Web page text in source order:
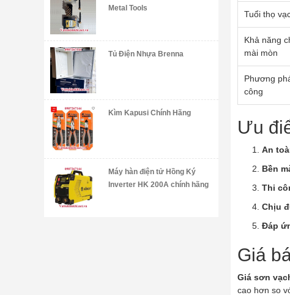
Tuổi thọ
Khả năng
mài mòn
Phương
công
Ưu
An
Bền
Thi
Chịu
Đáp
Giá
Giá sơn
cao hơn so
Metal Tools
Tủ Điện Nhựa Brenna
Kìm Kapusi Chính Hãng
Máy hàn điện tử Hồng Ký
Inverter HK 200A chính hãng